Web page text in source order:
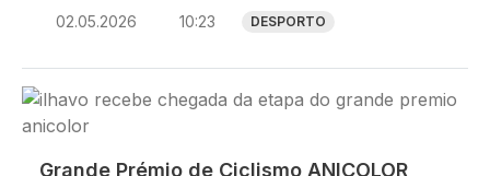
02.05.2026 10:23 DESPORTO
Imagem
Grande Prémio de Ciclismo ANICOLOR